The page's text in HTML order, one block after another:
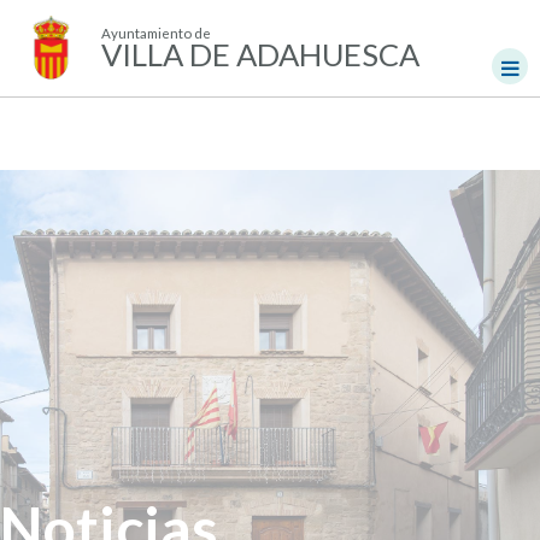
Ayuntamiento de
VILLA DE ADAHUESCA